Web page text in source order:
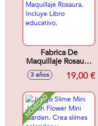
Fabrica De
Maquillaje Rosaura.
Incluye Libro
educativo.
3 años 19,00 €
NOVEDAD